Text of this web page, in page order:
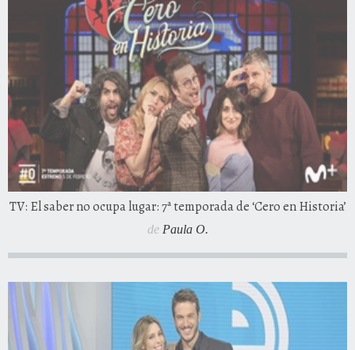
TV: El saber no ocupa lugar: 7ª temporada de ‘Cero en Historia’
de Paula O.